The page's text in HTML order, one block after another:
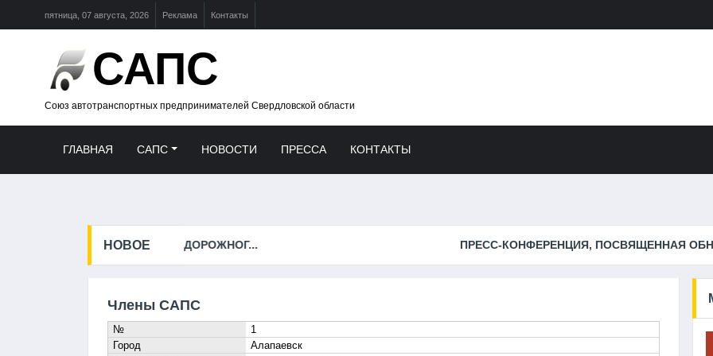
пятница, 07 августа, 2026 Реклама Контакты
САПС
Союз автотранспортных предпринимателей Свердловской области
ГЛАВНАЯ САПС НОВОСТИ ПРЕССА КОНТАКТЫ
НОВОЕ ПРЕСС-КОНФЕРЕНЦИЯ, ПОСВЯЩЕННАЯ ОБНОВЛЕНИЮ ТРАНСПОРТНОГО ПАРКА И
Члены САПС
№
1
Город
Алапаевск